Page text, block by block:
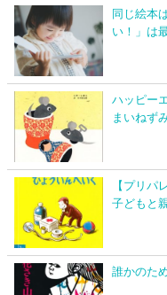
同じ絵本
い！」は
ハッピー
まいねずみ
【プリパ
子どもと
誰かのた